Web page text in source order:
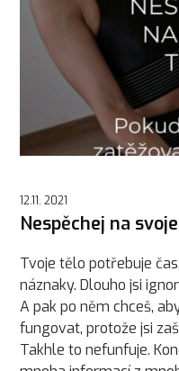
12.11. 2021
Nespěchej na
Tvoje tělo potřebuje
náznaky. Dlouho jsi
A pak po něm chceš,
fungovat, protože jsi
Takhle to nefunfuje.